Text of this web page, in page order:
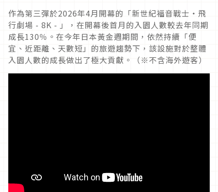
作為第三彈於2026年4月開幕的「新世紀福音戰士‧飛
行劇場 - 8K - 」，在開幕後首月的入園人數較去年同期
成長130％。在今年日本黃金週期間，依然持續「便
宜、近距離、天數短」的旅遊趨勢下，該設施對於整體
入園人數的成長做出了極大貢獻。（※不含海外遊客）